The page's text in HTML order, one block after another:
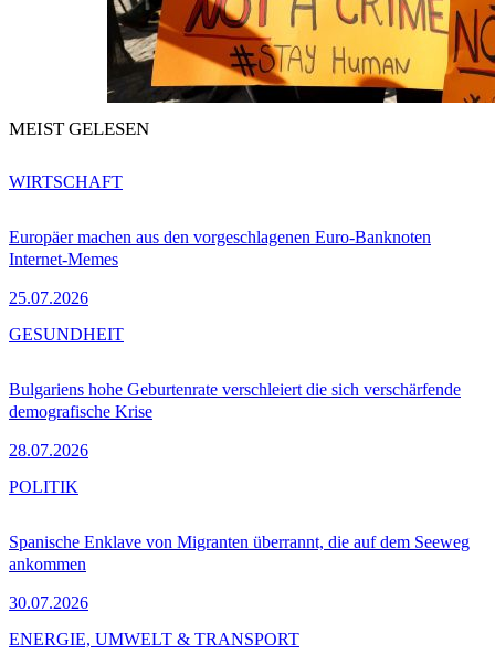
MEIST GELESEN
Europäer machen aus den vorgeschlagenen Euro-Banknoten
Internet-Memes
25.07.2026
WIRTSCHAFT
Bulgariens hohe Geburtenrate verschleiert die sich verschärfende
demografische Krise
28.07.2026
GESUNDHEIT
Spanische Enklave von Migranten überrannt, die auf dem Seeweg
ankommen
30.07.2026
POLITIK
ENERGIE, UMWELT & TRANSPORT